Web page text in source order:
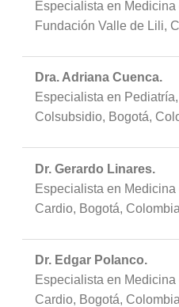
Especialista en
Fundación Valle de Lili,
Dra. Adriana Cuenca.
Especialista en
Colsubsidio, Bogotá,
Dr. Gerardo Linares.
Especialista en
Cardio, Bogotá,
Dr. Edgar Polanco.
Especialista en
Cardio, Bogotá,